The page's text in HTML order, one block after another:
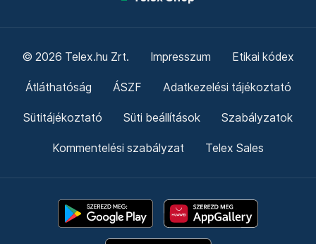
© 2026 Telex.hu Zrt. Impresszum Etikai kódex
Átláthatóság ÁSZF Adatkezelési tájékoztató
Sütitájékoztató Süti beállítások Szabályzatok
Kommentelési szabályzat Telex Sales